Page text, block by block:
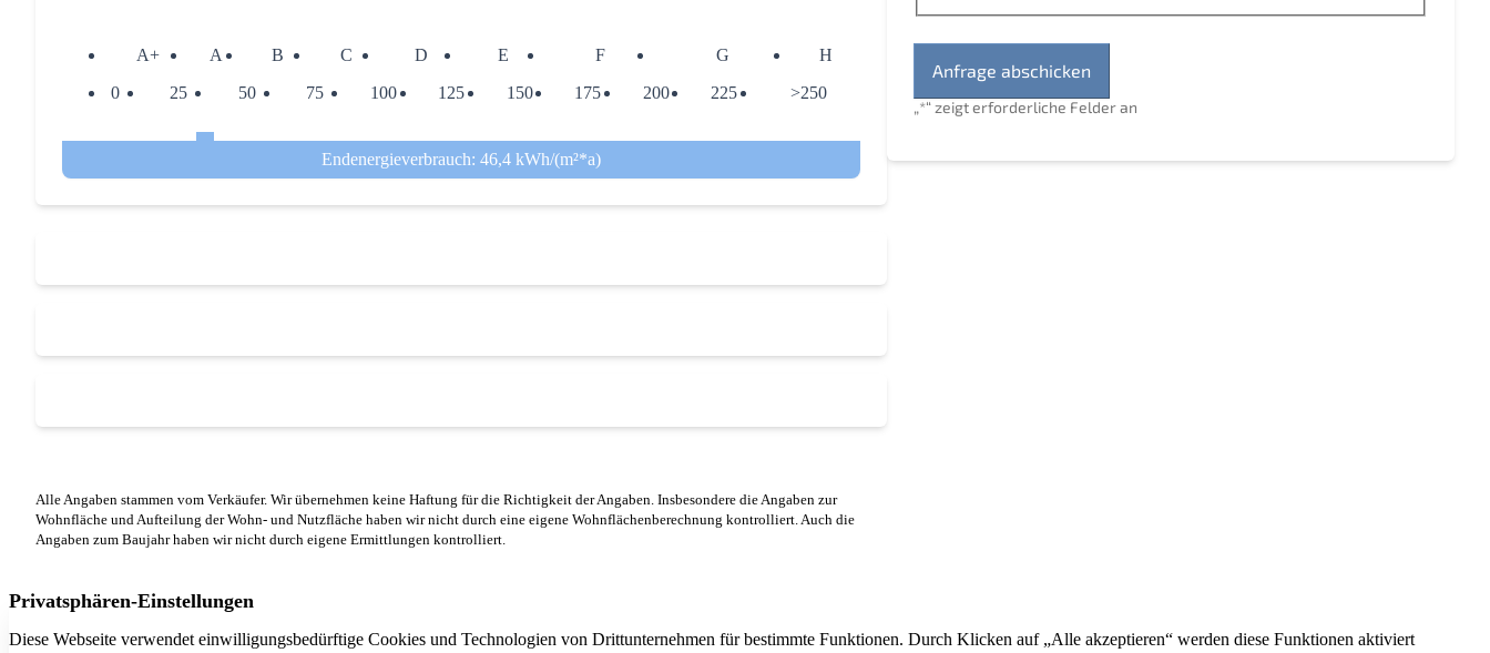
A+ A B C D E F G
H
0
25 50 75 100 125 150 175 200 225 >250
Endenergieverbrauch: 46,4 kWh/(m²*a)
Alle Angaben stammen vom Verkäufer. Wir übernehmen keine Haftung für die Richtigkeit der Angaben. Insbesondere die Angaben zur
Wohnfläche und Aufteilung der Wohn- und Nutzfläche haben wir nicht durch eine eigene Wohnflächenberechnung kontrolliert. Auch die
Angaben zum Baujahr haben wir nicht durch eigene Ermittlungen kontrolliert.
„*“ zeigt erforderliche Felder an